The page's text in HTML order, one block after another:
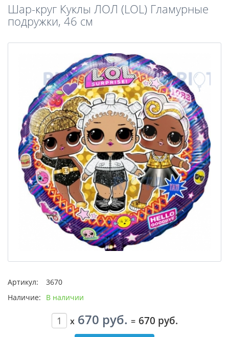
Шар-круг Куклы ЛОЛ (LOL) Гламурные
подружки, 46 см
Артикул:
3670
Наличие:
В наличии
x 670 руб. = 670 руб.